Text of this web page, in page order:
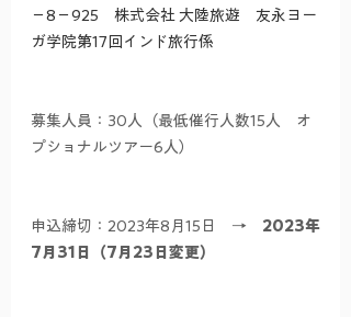
－8－925　株式会社 大陸旅遊　友永ヨー
ガ学院第17回インド旅行係
募集人員：30人（最低催行人数15人　オ
プショナルツアー6人）
申込締切：2023年8月15日　→ 2023年
7月31日（7月23日変更）